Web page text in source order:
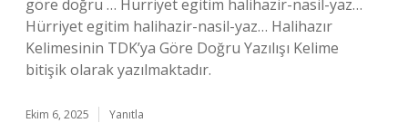
göre doğru … Hürriyet egitim halihazir-nasil-yaz…
Hürriyet egitim halihazir-nasil-yaz… Halihazır
Kelimesinin TDK’ya Göre Doğru Yazılışı Kelime
bitişik olarak yazılmaktadır.
Ekim 6, 2025 Yanıtla